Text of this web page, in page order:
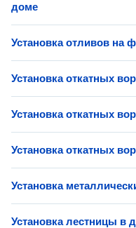
доме
Установка отливов на
Установка откатных
Установка откатных
Установка откатных
Установка
Установка лестницы в